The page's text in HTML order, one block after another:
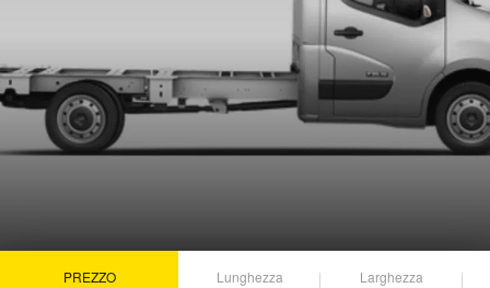
PREZZO Lunghezza Larghezza